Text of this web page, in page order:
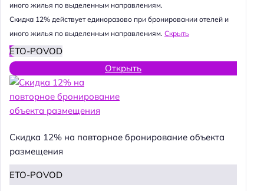
иного жилья по выделенным направлениям.
Cкидка 12% действует единоразово при бронировании отелей и
иного жилья по выделенным направлениям. Скрыть
ETO-POVOD
Открыть
Скидка 12% на повторное бронирование объекта
размещения
ETO-POVOD
Н